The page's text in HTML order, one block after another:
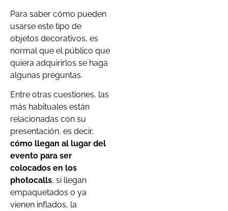
Para saber cómo pueden
usarse este tipo de
objetos decorativos, es
normal que el público que
quiera adquirirlos se haga
algunas preguntas.
Entre otras cuestiones, las
más habituales están
relacionadas con su
presentación, es decir,
cómo llegan al lugar del
evento para ser
colocados en los
photocalls, si llegan
empaquetados o ya
vienen inflados, la